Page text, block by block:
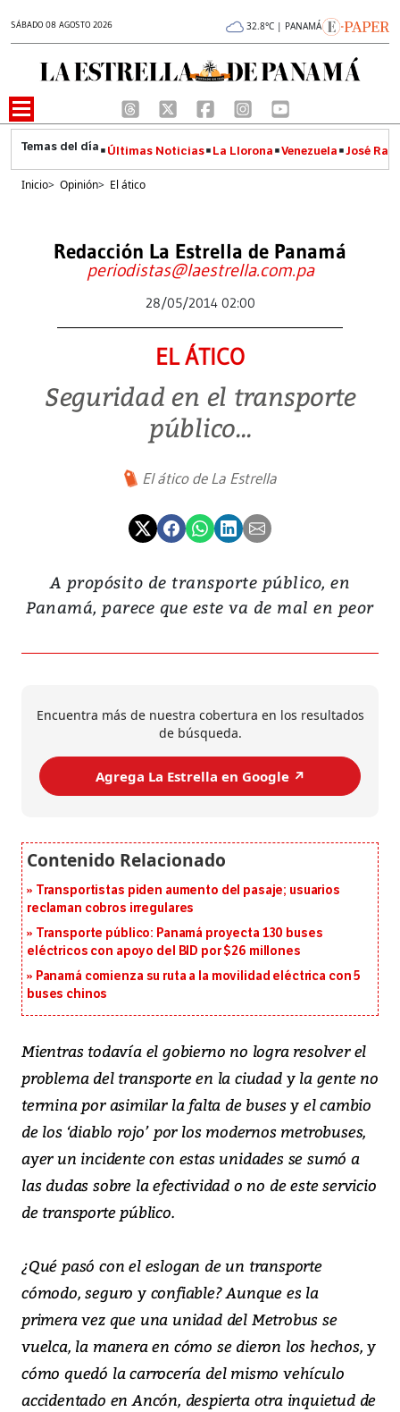
SÁBADO 08 AGOSTO 2026 32.8°C | PANAMÁ
Últimas Noticias La Llorona Venezuela José
Inicio> Opinión> El ático
Redacción La Estrella de Panamá
periodistas@laestrella.com.pa
28/05/2014 02:00
EL ÁTICO
Seguridad en el transporte
público...
El ático de La Estrella
A propósito de transporte público, en
Panamá, parece que este va de mal en peor
Encuentra más de nuestra cobertura en los resultados
de búsqueda.
Agrega La Estrella en Google ↗️
Transportistas piden aumento del pasaje; usuarios
reclaman cobros irregulares
Transporte público: Panamá proyecta 130 buses
eléctricos con apoyo del BID por $26 millones
Panamá comienza su ruta a la movilidad eléctrica con 5
buses chinos
Mientras todavía el gobierno no logra resolver el
problema del transporte en la ciudad y la gente no
termina por asimilar la falta de buses y el cambio
de los ‘diablo rojo’ por los modernos metrobuses,
ayer un incidente con estas unidades se sumó a
las dudas sobre la efectividad o no de este servicio
de transporte público.
¿Qué pasó con el eslogan de un transporte
cómodo, seguro y confiable? Aunque es la
primera vez que una unidad del Metrobus se
vuelca, la manera en cómo se dieron los hechos, y
cómo quedó la carrocería del mismo vehículo
accidentado en Ancón, despierta otra inquietud de